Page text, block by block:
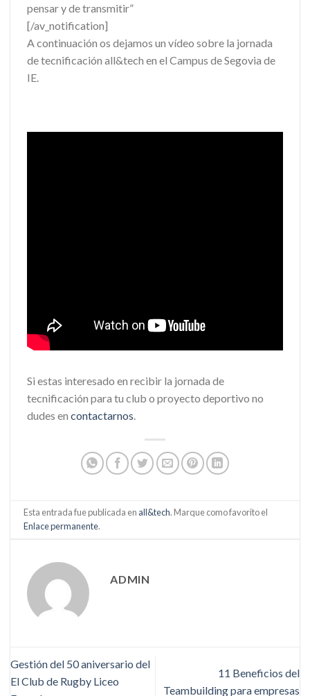
pensar y de transmitir”
[/av_notification]
A continuación os dejamos un vídeo sobre la jornada
de tecnificación all&tech en el Campus de Segovia de
IE.
Si estas interesado en recibir la jornada de
tecnificación para tu club o proyecto deportivo no
dudes en contactarnos.
Esta entrada fue publicada en all&tech. Marque como favorito el
Enlace permanente.
ADMIN
Gestión del 50 aniversario del
El Club de Rugby Liceo
11 Beneficios del
Teambuilding para empresas